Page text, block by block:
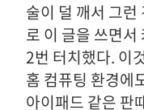
술이 덜 깨서 그
로 이 글을 쓰면
2번 터치했다. 이
홈 컴퓨팅 환경에
아이패드 같은 판